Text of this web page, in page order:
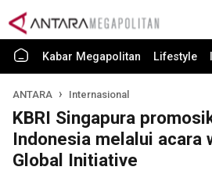
Kabar Megapolitan Lifestyle
ANTARA Internasional
KBRI Singapura
Indonesia melalui acara
Global Initiative